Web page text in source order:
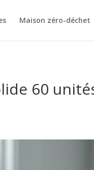
Maison zéro-déchet
60